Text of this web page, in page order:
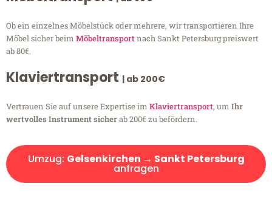
Ob ein einzelnes Möbelstück oder mehrere, wir transportieren Ihre
Möbel sicher beim Möbeltransportnach Sankt Petersburg preiswert
ab 80€.
Klaviertransport | ab 200€
Vertrauen Sie auf unsere Expertise im Klaviertransport, um Ihr
wertvolles Instrument sicherab 200€ zu befördern.
Umzug: Gelsenkirchen → Sankt Petersburg
anfragen